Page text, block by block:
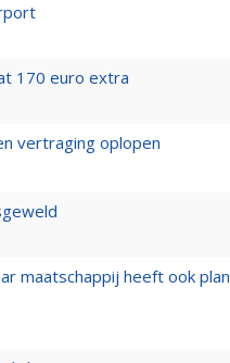
170 euro extra
vertraging oplopen
maatschappij heeft ook plan